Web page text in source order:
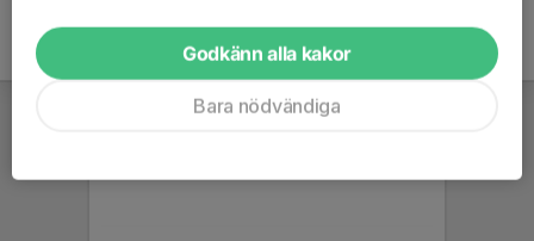
Godkänn alla kakor
Bara nödvändiga